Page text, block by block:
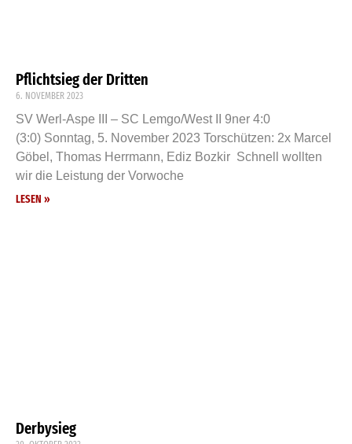
Pflichtsieg der Dritten
6. NOVEMBER 2023
SV Werl-Aspe III – SC Lemgo/West II 9ner 4:0
(3:0) Sonntag, 5. November 2023 Torschützen: 2x Marcel
Göbel, Thomas Herrmann, Ediz Bozkir Schnell wollten
wir die Leistung der Vorwoche
LESEN »
Derbysieg